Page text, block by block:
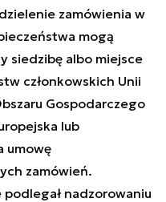
zamówienia w
mogą
siedzibę albo miejsce
członkowskich Unii
Gospodarczego
lub
umowę
zamówień.
nadzorowaniu